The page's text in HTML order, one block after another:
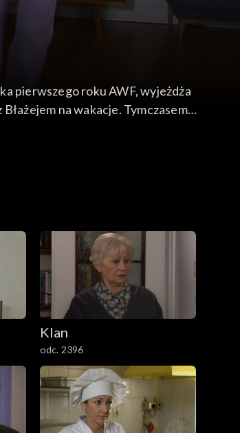
pierwszego roku AWF, wyjeżdża
Klan
odc. 2396